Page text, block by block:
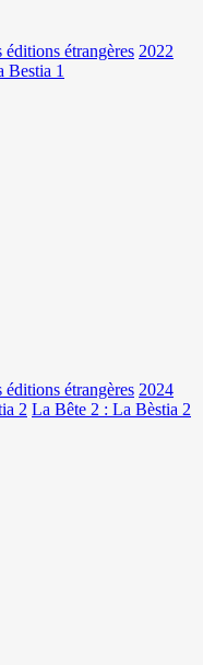
éditions étrangères 2022
Bestia 1
éditions étrangères 2024
2 La Bête 2 : La Bèstia 2